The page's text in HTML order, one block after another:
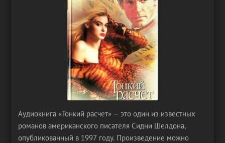
Аудиокнига «Тонкий расчет» – это один из известных
романов американского писателя Сидни Шелдона,
опубликованный в 1997 году. Произведение можно